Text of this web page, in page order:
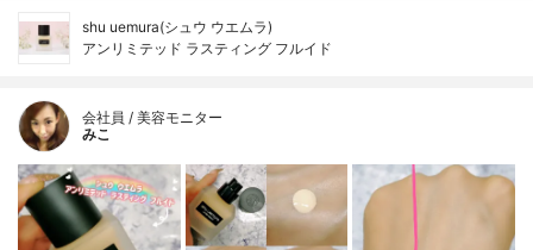
shu uemura(シュウ ウエムラ)
アンリミテッド ラスティング フルイド
会社員 / 美容モニター
みこ